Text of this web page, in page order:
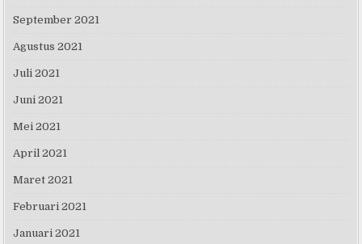
September 2021
Agustus 2021
Juli 2021
Juni 2021
Mei 2021
April 2021
Maret 2021
Februari 2021
Januari 2021